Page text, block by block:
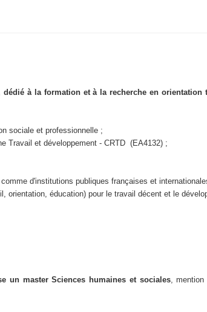
à la formation et à la recherche en
sociale et professionnelle ;
Travail et développement - CRTD (EA4132) ;
d'institutions publiques françaises et
orientation, éducation) pour le travail décent et le
un master Sciences humaines et sociales, mention